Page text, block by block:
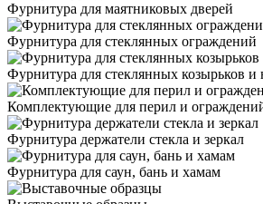
Фурнитура для маятниковых дверей
Фурнитура для стеклянных ограждений
Фурнитура для стеклянных козырьков и
Комплектующие для перил и
Фурнитура держатели стекла и зеркал
Фурнитура для саун, бань и хамам